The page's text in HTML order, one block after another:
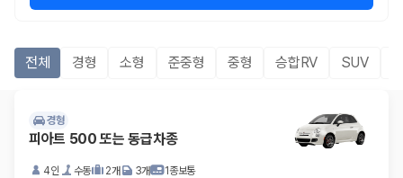
전체 경형 소형 준중형 중형 승합RV SUV
경형
피아트 500 또는 동급차종
4인 수동 2개 3개 1종보통